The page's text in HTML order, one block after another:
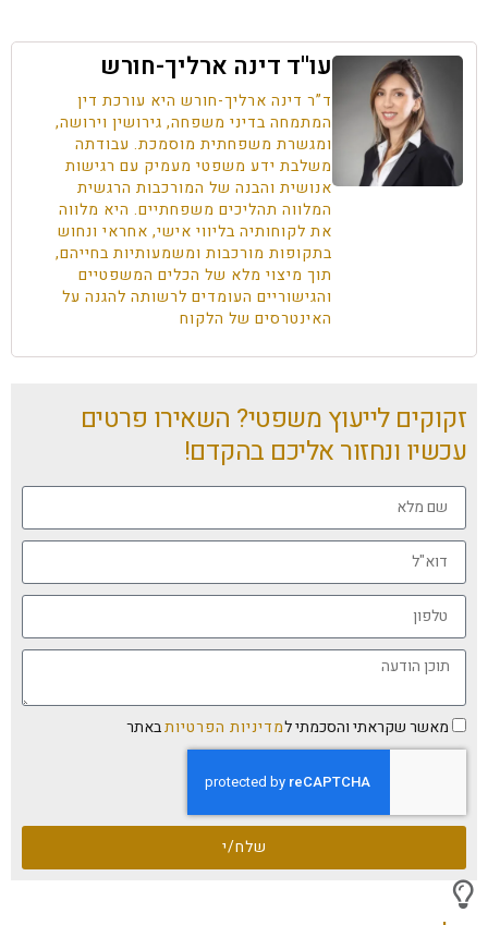
עו''ד דינה ארליך-חורש
ד”ר דינה ארליך-חורש היא עורכת דין
המתמחה בדיני משפחה, גירושין וירושה,
ומגשרת משפחתית מוסמכת. עבודתה
משלבת ידע משפטי מעמיק עם רגישות
אנושית והבנה של המורכבות הרגשית
המלווה תהליכים משפחתיים. היא מלווה
את לקוחותיה בליווי אישי, אחראי ונחוש
בתקופות מורכבות ומשמעותיות בחייהם,
תוך מיצוי מלא של הכלים המשפטיים
והגישוריים העומדים לרשותה להגנה על
האינטרסים של הלקוח
זקוקים לייעוץ משפטי? השאירו פרטים
עכשיו ונחזור אליכם בהקדם!
מאשר שקראתי והסכמתי למדיניות הפרטיותבאתר
שלח/י